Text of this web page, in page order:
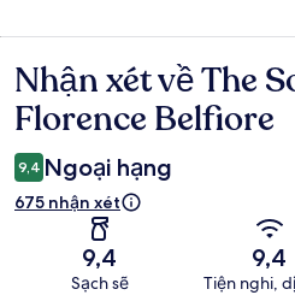
Nhận
xét
Nhận xét về The
Florence Belfiore
9,4 Ngoại hạng
675 nhận xét
9,4
Sạch sẽ
9,4
Tiện nghi,